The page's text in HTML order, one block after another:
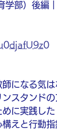
学部）後編
になる気
スタンド
めに実践し
えと行動指